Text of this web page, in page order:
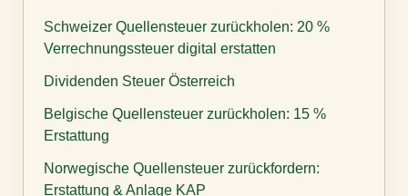
Schweizer Quellensteuer zurückholen: 20 %
Verrechnungssteuer digital erstatten
Dividenden Steuer Österreich
Belgische Quellensteuer zurückholen: 15 %
Erstattung
Norwegische Quellensteuer zurückfordern:
Erstattung & Anlage KAP